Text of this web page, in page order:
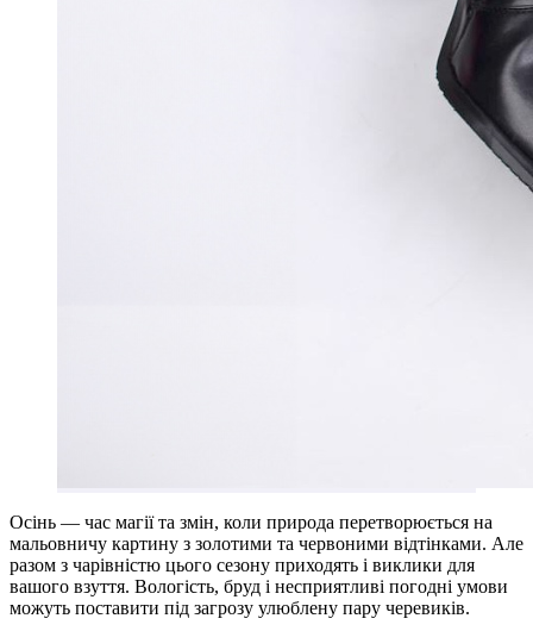
Осінь — час магії та змін, коли природа перетворюється на
мальовничу картину з золотими та червоними відтінками. Але
разом з чарівністю цього сезону приходять і виклики для
вашого взуття. Вологість, бруд і несприятливі погодні умови
можуть поставити під загрозу улюблену пару черевиків.